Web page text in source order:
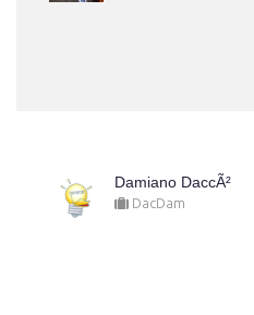
Damiano DaccÃ²
DacDam